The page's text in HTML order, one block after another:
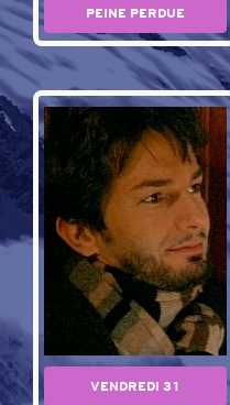
PEINE PERDUE
VENDREDI 31